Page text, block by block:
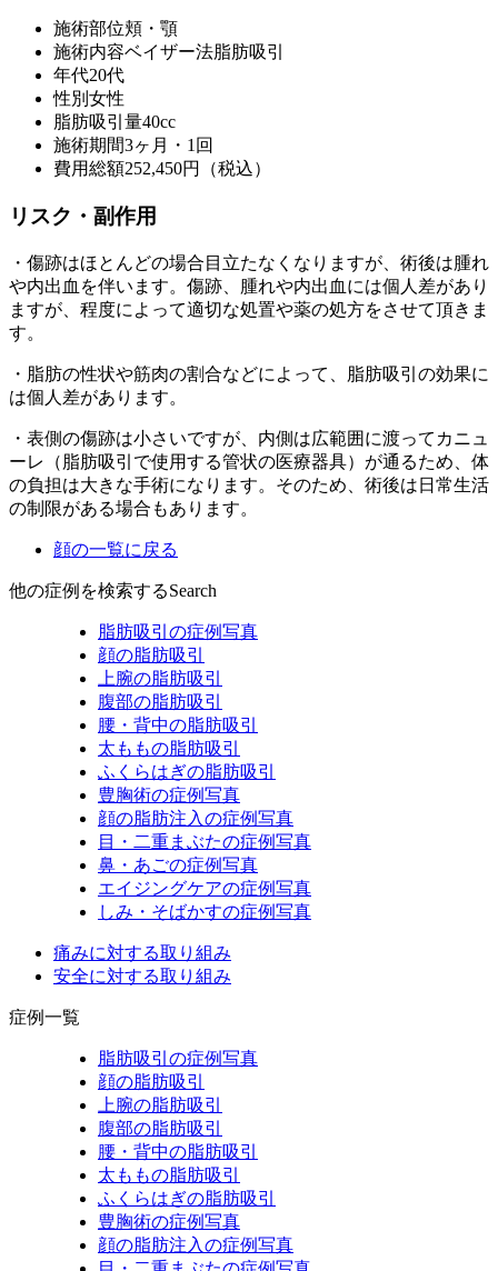
施術部位頬・顎
施術内容ベイザー法脂肪吸引
年代20代
性別 女性
脂肪吸引量40cc
施術期間3ヶ月・1回
費用総額252,450円（税込）
リスク・副作用
・傷跡はほとんどの場合目立たなくなりますが、術後は腫れ
や内出血を伴います。傷跡、腫れや内出血には個人差があり
ますが、程度によって適切な処置や薬の処方をさせて頂きま
す。
・脂肪の性状や筋肉の割合などによって、脂肪吸引の効果に
は個人差があります。
・表側の傷跡は小さいですが、内側は広範囲に渡ってカニュ
ーレ（脂肪吸引で使用する管状の医療器具）が通るため、体
の負担は大きな手術になります。そのため、術後は日常生活
の制限がある場合もあります。
顔の一覧に戻る
他の症例を検索するSearch
脂肪吸引の症例写真
顔の脂肪吸引
上腕の脂肪吸引
腹部の脂肪吸引
腰・背中の脂肪吸引
太ももの脂肪吸引
ふくらはぎの脂肪吸引
豊胸術の症例写真
顔の脂肪注入の症例写真
目・二重まぶたの症例写真
鼻・あごの症例写真
エイジングケアの症例写真
しみ・そばかすの症例写真
痛みに対する取り組み
安全に対する取り組み
症例一覧
脂肪吸引の症例写真
顔の脂肪吸引
上腕の脂肪吸引
腹部の脂肪吸引
腰・背中の脂肪吸引
太ももの脂肪吸引
ふくらはぎの脂肪吸引
豊胸術の症例写真
顔の脂肪注入の症例写真